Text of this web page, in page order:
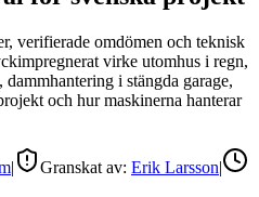
verifierade omdömen och teknisk
virke utomhus i regn,
i stängda garage,
och hur maskinerna hanterar
| Granskat av: Erik Larsson|